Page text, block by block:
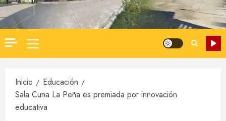
Menú
principal
Inicio
Educación
Sala Cuna La Peña es premiada por innovación
educativa